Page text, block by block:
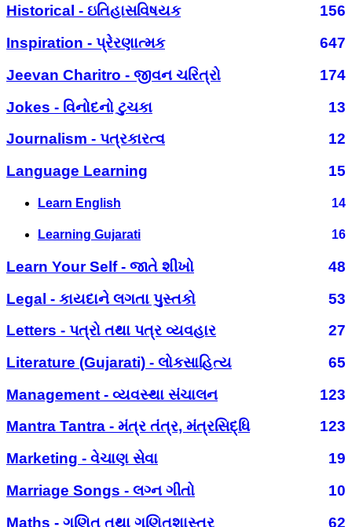
Historical - ઇતિહાસવિષયક
156
Inspiration - પ્રેરણાત્મક
647
Jeevan Charitro - જીવન ચરિત્રો
174
Jokes - વિનોદનો ટુચકા
13
Journalism - પત્રકારત્વ
12
Language Learning
15
Learn English 14
Learning Gujarati 16
Learn Your Self - જાતે શીખો
48
Legal - કાયદાને લગતા પુસ્તકો
53
Letters - પત્રો તથા પત્ર વ્યવહાર
27
Literature (Gujarati) - લોકસાહિત્ય
65
Management - વ્યવસ્થા સંચાલન
123
Mantra Tantra - મંત્ર તંત્ર, મંત્રસિદ્ધિ
123
Marketing - વેચાણ સેવા
19
Marriage Songs - લગ્ન ગીતો
10
Maths - ગણિત તથા ગણિતશાસ્ત્ર
62